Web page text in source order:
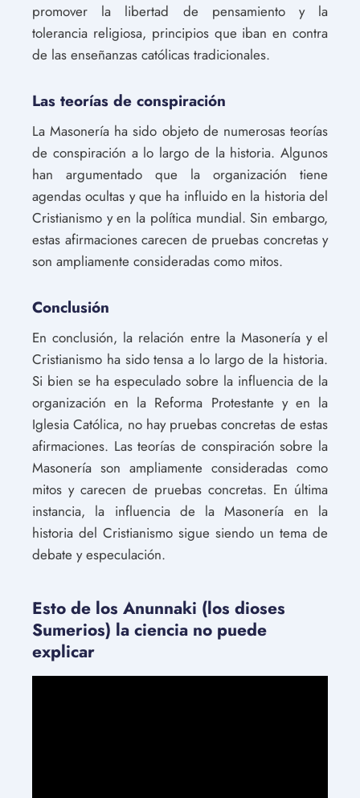
promover la libertad de pensamiento y la
tolerancia religiosa, principios que iban en contra
de las enseñanzas católicas tradicionales.
Las teorías de conspiración
La Masonería ha sido objeto de numerosas teorías
de conspiración a lo largo de la historia. Algunos
han argumentado que la organización tiene
agendas ocultas y que ha influido en la historia del
Cristianismo y en la política mundial. Sin embargo,
estas afirmaciones carecen de pruebas concretas y
son ampliamente consideradas como mitos.
Conclusión
En conclusión, la relación entre la Masonería y el
Cristianismo ha sido tensa a lo largo de la historia.
Si bien se ha especulado sobre la influencia de la
organización en la Reforma Protestante y en la
Iglesia Católica, no hay pruebas concretas de estas
afirmaciones. Las teorías de conspiración sobre la
Masonería son ampliamente consideradas como
mitos y carecen de pruebas concretas. En última
instancia, la influencia de la Masonería en la
historia del Cristianismo sigue siendo un tema de
debate y especulación.
Esto de los Anunnaki (los dioses
Sumerios) la ciencia no puede
explicar